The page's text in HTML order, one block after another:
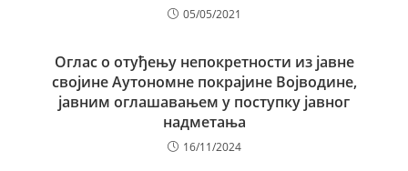
05/05/2021
Оглас о отуђењу непокретности из јавне
својине Аутономне покрајине Војводине,
јавним оглашавањем у поступку јавног
надметања
16/11/2024